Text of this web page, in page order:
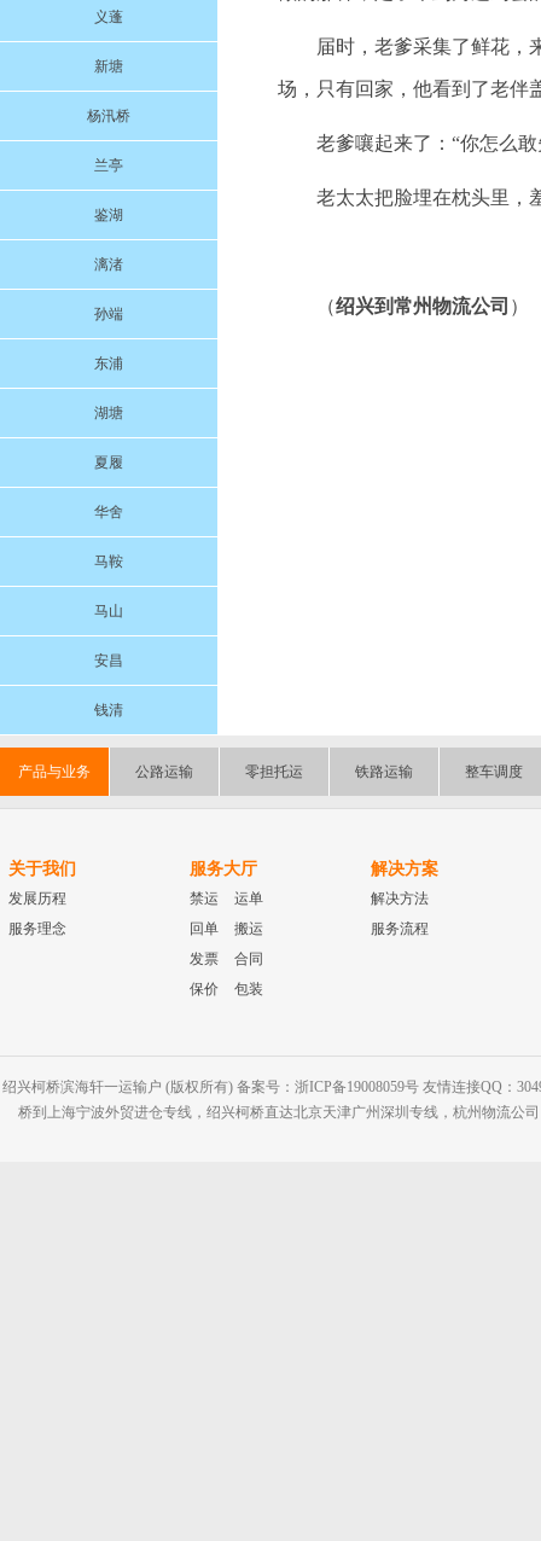
义蓬
新塘
杨汛桥
兰亭
鉴湖
漓渚
孙端
东浦
湖塘
夏履
华舍
马鞍
马山
安昌
钱清
届时，老爹采集了鲜花，
场，只有回家，他看到了老伴
老爹嚷起来了：“你怎么
老太太把脸埋在枕头里，
（绍兴到常州物流公司 ）
产品与业务 公路运输 零担托运 铁路运输 整车调度
关于我们
发展历程
服务理念
服务大厅
禁运
运单
回单
搬运
发票
合同
保价
包装
解决方案
解决方法
服务流程
绍兴柯桥滨海轩一运输户 (版权所有) 备案号：浙ICP备19008059号 友情连接QQ：
桥到上海宁波外贸进仓专线，绍兴柯桥直达北京天津广州深圳专线，杭州物流公